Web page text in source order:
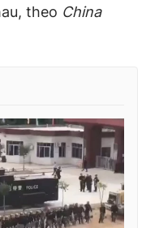
theo China